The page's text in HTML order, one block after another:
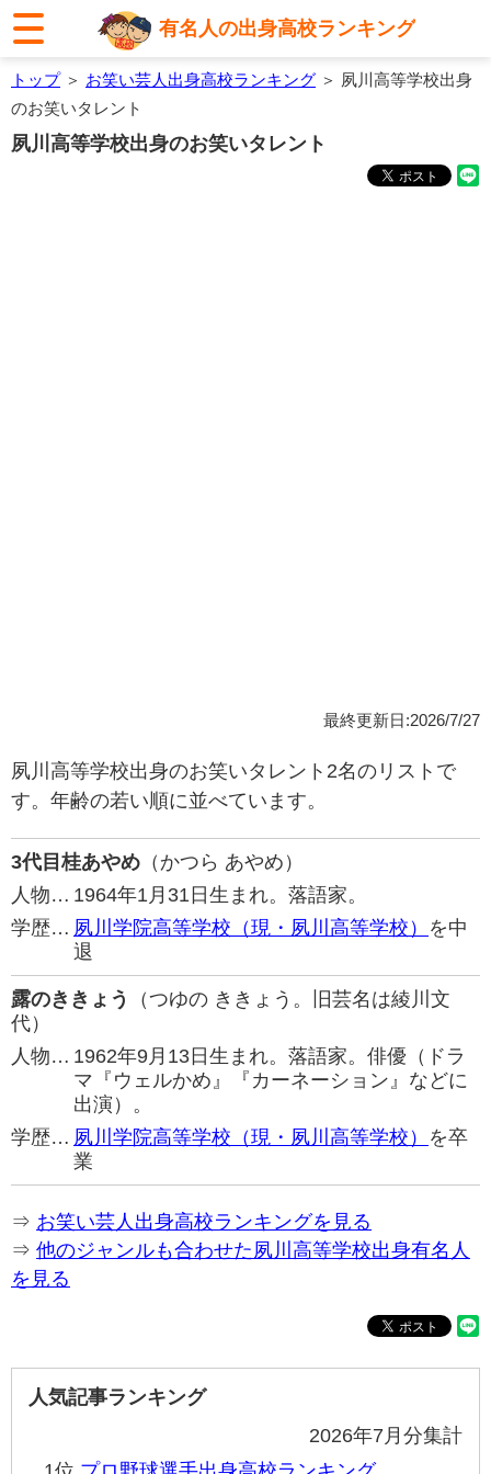
有名人の出身高校ランキング
トップ＞ お笑い芸人出身高校ランキング ＞ 夙川高等学校出身
のお笑いタレント
夙川高等学校出身のお笑いタレント
最終更新日:2026/7/27
夙川高等学校出身のお笑いタレント2名のリストで
す。年齢の若い順に並べています。
3代目桂あやめ （かつら あやめ）
人物… 1964年1月31日生まれ。落語家。
学歴… 夙川学院高等学校（現・夙川高等学校） を中
退
露のききょう
（つゆの ききょう。旧芸名は綾川文
代）
人物… 1962年9月13日生まれ。落語家。俳優（ドラ
マ『ウェルかめ』『カーネーション』などに
出演）。
学歴… 夙川学院高等学校（現・夙川高等学校） を卒
業
⇒ お笑い芸人出身高校ランキングを見る
⇒ 他のジャンルも合わせた夙川高等学校出身有名人
を見る
人気記事ランキング
2026年7月分集計